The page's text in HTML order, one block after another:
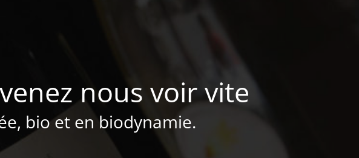
nous voir vite
bio et en biodynamie.